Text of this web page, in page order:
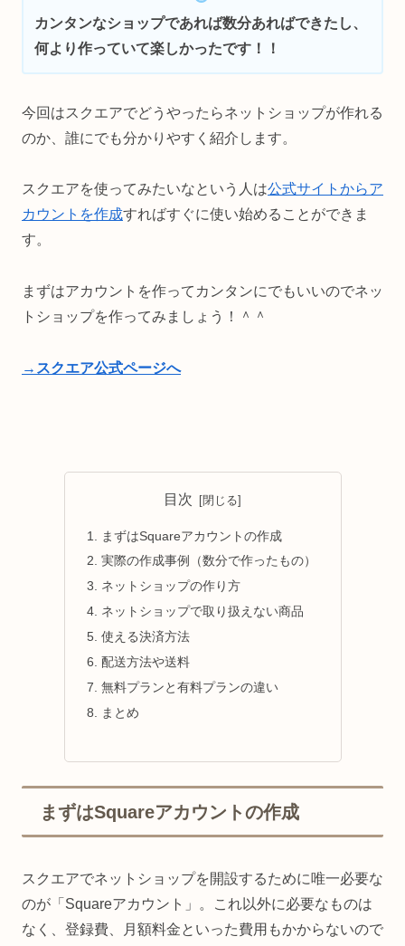
カンタンなショップであれば数分あればできたし、
何より作っていて楽しかったです！！
今回はスクエアでどうやったらネットショップが作れる
のか、誰にでも分かりやすく紹介します。
スクエアを使ってみたいなという人は公式サイトからア
カウントを作成すればすぐに使い始めることができま
す。
まずはアカウントを作ってカンタンにでもいいのでネッ
トショップを作ってみましょう！＾＾
→スクエア公式ページへ
目次
まずはSquareアカウントの作成
実際の作成事例（数分で作ったもの）
ネットショップの作り方
ネットショップで取り扱えない商品
使える決済方法
配送方法や送料
無料プランと有料プランの違い
まとめ
まずはSquareアカウントの作成
スクエアでネットショップを開設するために唯一必要な
のが「Squareアカウント」。これ以外に必要なものは
なく、登録費、月額料金といった費用もかからないので